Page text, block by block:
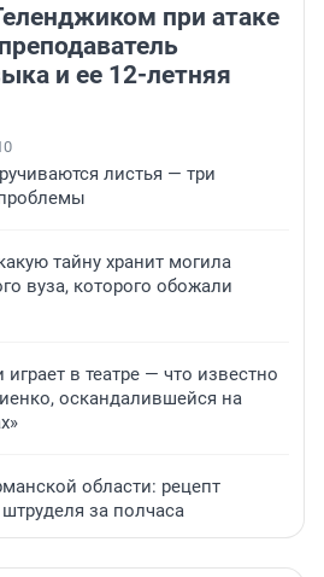
при атаке
и ее 12-летняя
листья — три
тайну хранит могила
вуза, которого обожали
в театре — что известно
оскандалившейся на
области: рецепт
за полчаса